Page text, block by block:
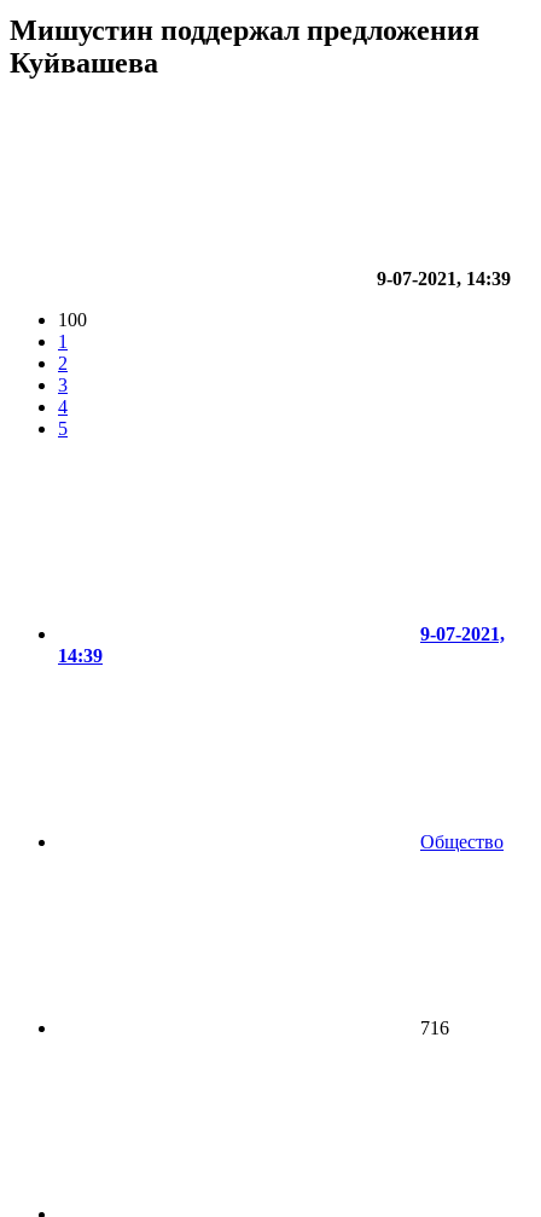
Мишустин поддержал предложения
Куйвашева
9-07-2021, 14:39
100
1
2
3
4
5
9-07-2021,
14:39
Общество
716